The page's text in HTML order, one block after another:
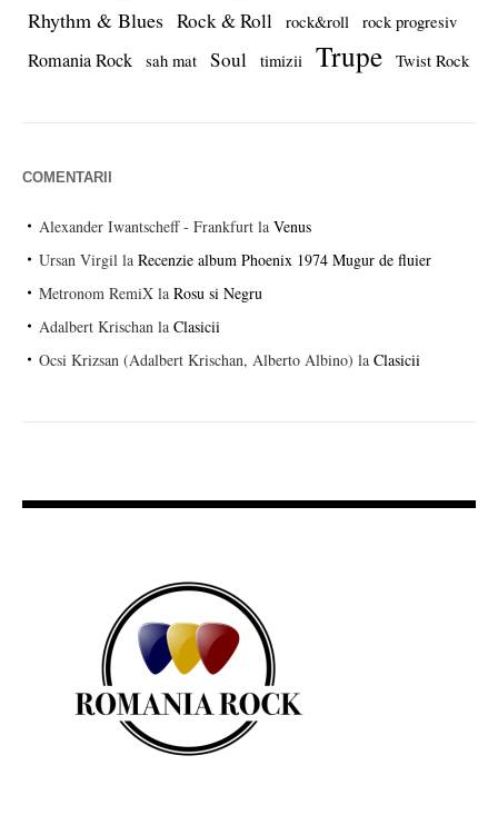
Rhythm & Blues Rock & Roll rock&roll rock progresiv
Romania Rock sah mat Soul timizii Trupe Twist Rock
COMENTARII
Alexander Iwantscheff - Frankfurt la Venus
Ursan Virgil la Recenzie album Phoenix 1974 Mugur de fluier
Metronom RemiX la Rosu si Negru
Adalbert Krischan la Clasicii
Ocsi Krizsan (Adalbert Krischan, Alberto Albino) la Clasicii